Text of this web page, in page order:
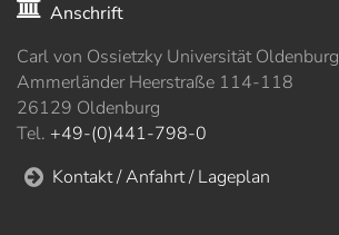
Anschrift
Carl von Ossietzky Universität Oldenburg
Ammerländer Heerstraße 114-118
26129 Oldenburg
Tel. +49-(0)441-798-0
Kontakt / Anfahrt / Lageplan